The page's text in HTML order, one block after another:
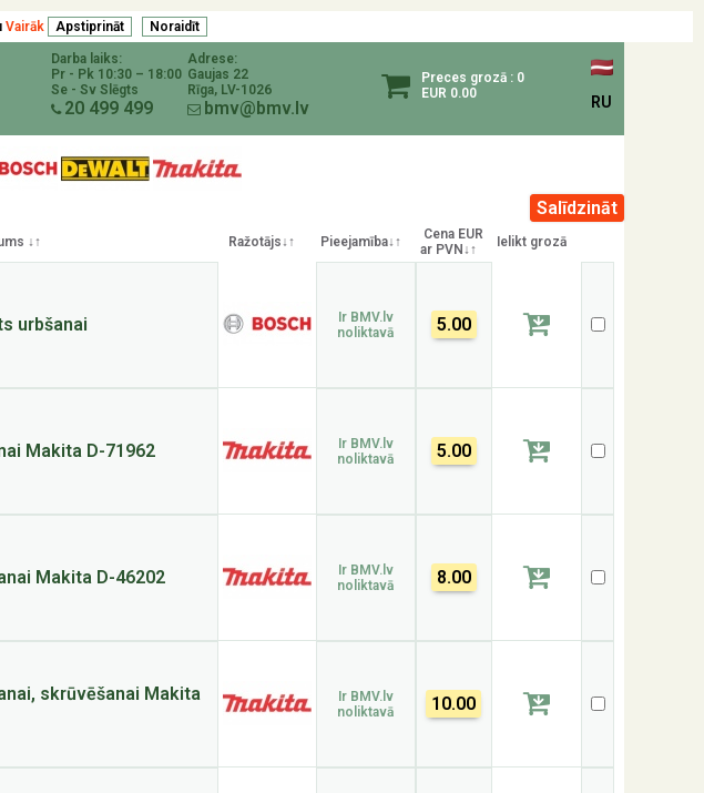
Vairāk
Darba laiks:
Pr - Pk 10:30 – 18:00
Se - Sv Slēgts
20 499 499
Adrese:
Gaujas 22
Rīga, LV-1026
bmv@bmv.lv
Preces grozā : 0
EUR 0.00
RU
↓↑ Ražotājs↓↑ Pieejamība↓↑
Cena EUR
ar PVN↓↑
Ielikt grozā
urbšanai
Ir BMV.lv
noliktavā
5.00
Makita D-71962
Ir BMV.lv
noliktavā
5.00
Makita D-46202
Ir BMV.lv
noliktavā
8.00
skrūvēšanai Makita
Ir BMV.lv
noliktavā
10.00